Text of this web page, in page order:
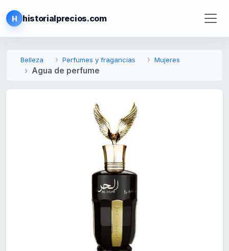
H historialprecios.com
Belleza Perfumes y fragancias Mujeres
Agua de perfume